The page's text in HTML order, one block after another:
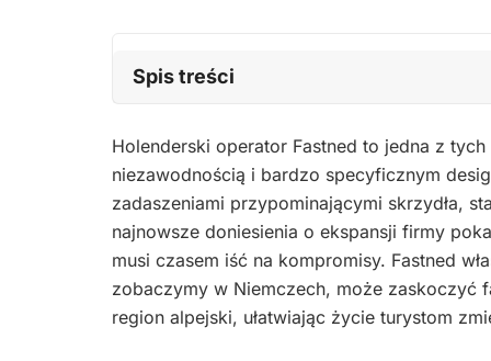
Spis treści
Holenderski operator Fastned to jedna z
niezawodnością i bardzo specyficznym
zadaszeniami przypominającymi skrzydła,
najnowsze doniesienia o ekspansji firmy
musi czasem iść na kompromisy. Fastned
zobaczymy w Niemczech, może zaskoczyć
region alpejski, ułatwiając życie turystom